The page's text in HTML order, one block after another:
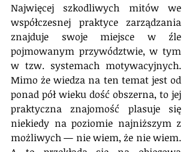
Najwięcej szkodliwych mitów we
współczesnej praktyce zarządzania
znajduje swoje miejsce w źle
pojmowanym przywództwie, w tym
w tzw. systemach motywacyjnych.
Mimo że wiedza na ten temat jest od
ponad pół wieku dość obszerna, to jej
praktyczna znajomość plasuje się
niekiedy na poziomie najniższym z
możliwych — nie wiem, że nie wiem.